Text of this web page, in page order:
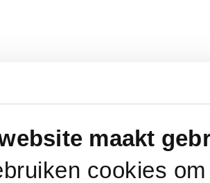
maakt
cookies